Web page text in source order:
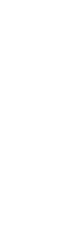
お問い合わせ